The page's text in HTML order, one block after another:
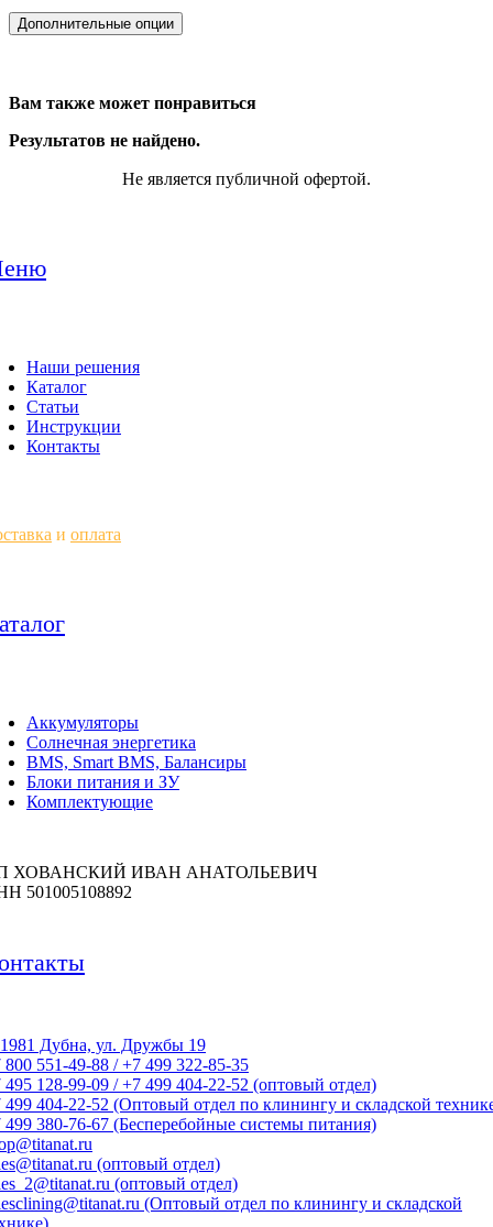
4s)
Дополнительные опции
Вам также может понравиться
Результатов не найдено.
Не является публичной офертой.
Наши решения
Каталог
Статьи
Инструкции
Контакты
и оплата
Аккумуляторы
Солнечная энергетика
BMS, Smart BMS, Балансиры
Блоки питания и ЗУ
Комплектующие
ХОВАНСКИЙ ИВАН АНАТОЛЬЕВИЧ
501005108892
Дубна, ул. Дружбы 19
800 551-49-88 / +7 499 322-85-35
495 128-99-09 / +7 499 404-22-52 (оптовый отдел)
499 404-22-52 (Оптовый отдел по клинингу и складской
499 380-76-67 (Бесперебойные системы питания)
(оптовый отдел)
(оптовый отдел)
(Оптовый отдел по клинингу и складской